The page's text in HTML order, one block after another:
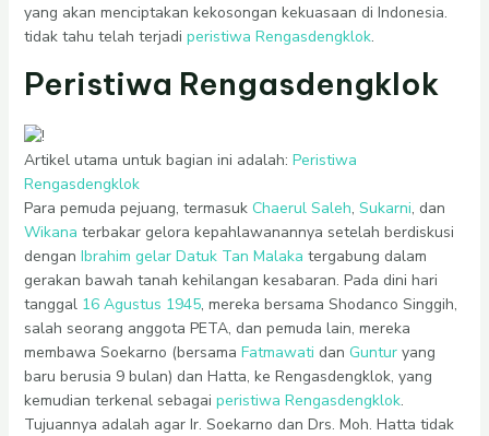
yang akan menciptakan kekosongan kekuasaan di Indonesia.
tidak tahu telah terjadi peristiwa Rengasdengklok.
Peristiwa Rengasdengklok
Artikel utama untuk bagian ini adalah: Peristiwa
Rengasdengklok
Para pemuda pejuang, termasuk Chaerul Saleh, Sukarni, dan
Wikana terbakar gelora kepahlawanannya setelah berdiskusi
dengan Ibrahim gelar Datuk Tan Malaka tergabung dalam
gerakan bawah tanah kehilangan kesabaran. Pada dini hari
tanggal 16 Agustus 1945, mereka bersama Shodanco Singgih,
salah seorang anggota PETA, dan pemuda lain, mereka
membawa Soekarno (bersama Fatmawati dan Gunturyang
baru berusia 9 bulan) dan Hatta, ke Rengasdengklok, yang
kemudian terkenal sebagai peristiwa Rengasdengklok.
Tujuannya adalah agar Ir. Soekarno dan Drs. Moh. Hatta tidak